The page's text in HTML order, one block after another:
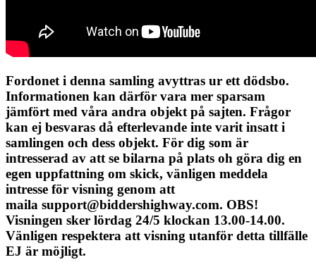
Fordonet i denna samling avyttras ur ett dödsbo.
Informationen kan därför vara mer sparsam
jämfört med våra andra objekt på sajten. Frågor
kan ej besvaras då efterlevande inte varit insatt i
samlingen och dess objekt. För dig som är
intresserad av att se bilarna på plats oh göra dig en
egen uppfattning om skick, vänligen meddela
intresse för visning genom att
maila support@biddershighway.com. OBS!
Visningen sker lördag 24/5 klockan 13.00-14.00.
Vänligen respektera att visning utanför detta tillfälle
EJ är möjligt.